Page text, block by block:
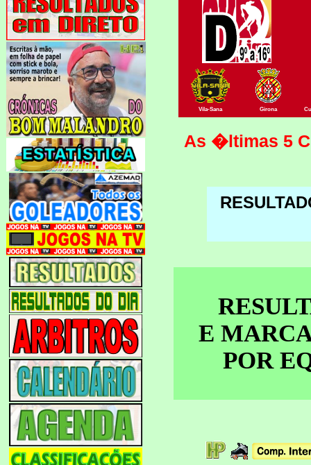
Vila-Sana Girona
As �ltimas 5
E
POR